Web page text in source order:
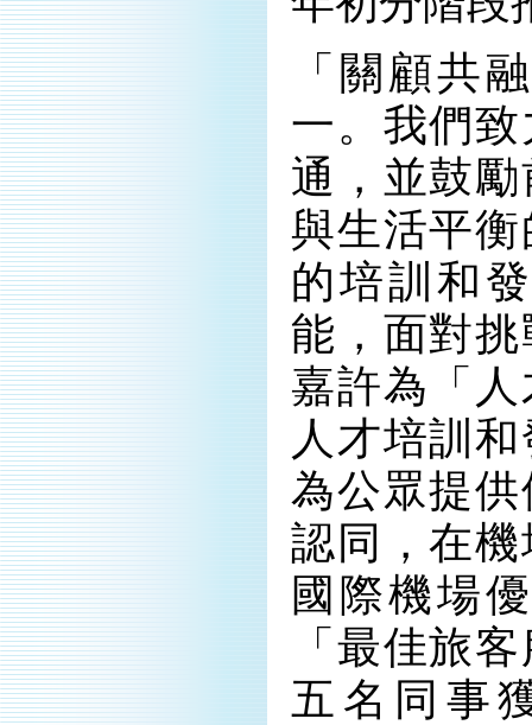
「關顧共
一。我們
通，並鼓
與生活平
的培訓和
能，面對
嘉許為「
人才培訓
為公眾提
認同，在
國際機場
「最佳旅
五名同事